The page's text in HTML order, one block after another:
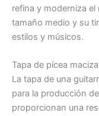
refina y moderniza
tamaño medio y su
estilos y músicos.
Tapa de pícea maciza
La tapa de una
para la producción
proporcionan una